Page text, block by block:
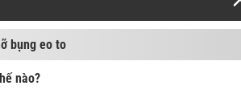
bụng eo to
nào?